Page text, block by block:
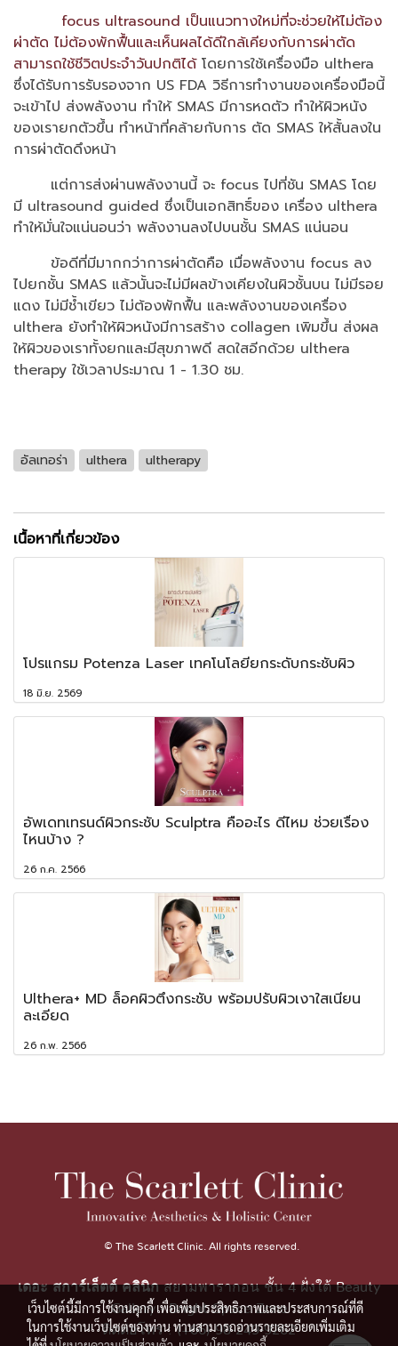
focus ultrasound เป็นแนวทางใหม่ที่จะช่วยให้ไม่ต้อง
ผ่าตัด ไม่ต้องพักฟื้นและเห็นผลได้ดีใกล้เคียงกับการผ่าตัด
สามารถใช้ชีวิตประจำวันปกติได้โดยการใช้เครื่องมือ ulthera
ซึ่งได้รับการรับรองจาก US FDA วิธีการทำงานของเครื่องมือนี้
จะเข้าไป ส่งพลังงาน ทำให้ SMAS มีการหดตัว ทำให้ผิวหนัง
ของเรายกตัวขึ้น ทำหน้าที่คล้ายกับการ ตัด SMAS ให้สั้นลงใน
การผ่าตัดดึงหน้า
แต่การส่งผ่านพลังงานนี้ จะ focus ไปที่ชัน SMAS โดย
มี ultrasound guided ซึ่งเป็นเอกสิทธิ์ของ เครื่อง ulthera
ทำให้มั่นใจแน่นอนว่า พลังงานลงไปบนชั้น SMAS แน่นอน
ข้อดีที่มีมากกว่าการผ่าตัดคือ เมื่อพลังงาน focus ลง
ไปยกชั้น SMAS แล้วนั้นจะไม่มีผลข้างเคียงในผิวชั้นบน ไม่มีรอย
แดง ไม่มีช้ำเขียว ไม่ต้องพักฟื้น และพลังงานของเครื่อง
ulthera ยังทำให้ผิวหนังมีการสร้าง collagen เพิมขึ้น ส่งผล
ให้ผิวของเราทั้งยกและมีสุขภาพดี สดใสอีกด้วย ulthera
therapy ใช้เวลาประมาณ 1 - 1.30 ชม.
อัลเทอร่า ulthera ultherapy
เนื้อหาที่เกี่ยวข้อง
โปรแกรม Potenza Laser เทคโนโลยียกระดับกระชับผิว
18 มิ.ย. 2569
อัพเดทเทรนด์ผิวกระชับ Sculptra คืออะไร ดีไหม ช่วยเรื่อง
ไหนบ้าง ?
26 ก.ค. 2566
Ulthera+ MD ล็อคผิวตึงกระชับ พร้อมปรับผิวเงาใสเนียน
ละเอียด
26 ก.พ. 2566
© The Scarlett Clinic. All rights reserved.
เดอะ สการ์เล็ตต์ คลินิกสยามพารากอน ชั้น 4 ฝั่งใต้ Beauty
Gallery - Bright Space Zone
ติดต่อโทร : (+66) 98-249-9262
เว็บไซต์นี้มีการใช้งานคุกกี้ เพื่อเพิ่มประสิทธิภาพและประสบการณ์ที่ดี
ในการใช้งานเว็บไซต์ของท่าน ท่านสามารถอ่านรายละเอียดเพิ่มเติม